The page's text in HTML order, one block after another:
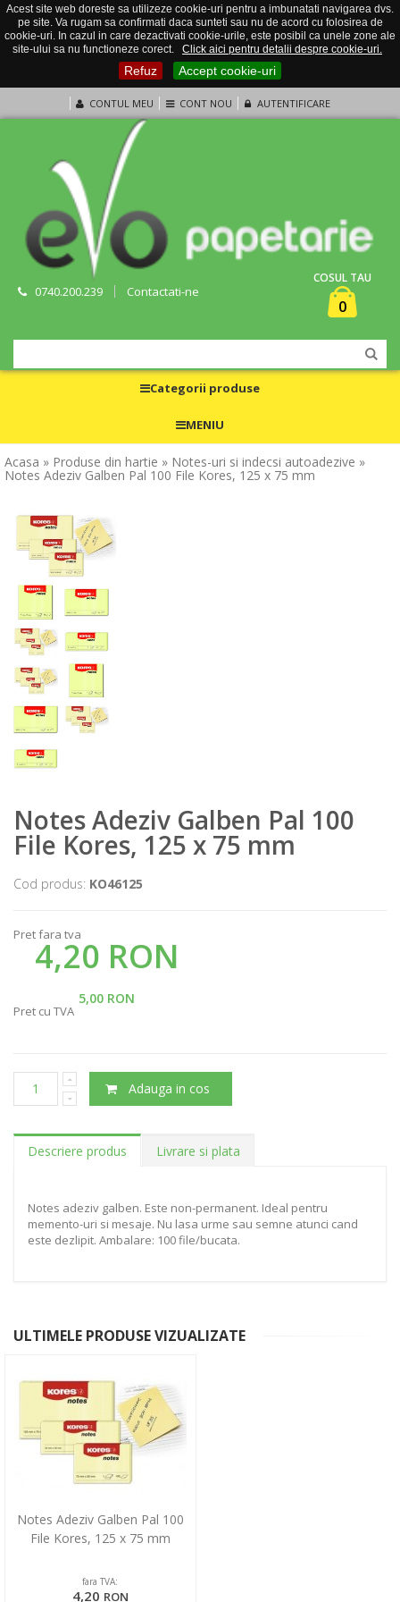
Acest site web doreste sa utilizeze cookie-uri pentru a imbunatati navigarea dvs.
pe site. Va rugam sa confirmati daca sunteti sau nu de acord cu folosirea de
cookie-uri. In cazul in care dezactivati cookie-urile, este posibil ca unele zone ale
site-ului sa nu functioneze corect.
Click aici pentru detalii despre cookie-uri.
Refuz Accept cookie-uri
CONTUL MEU CONT NOU AUTENTIFICARE
0740.200.239 Contactati-ne
COSUL TAU
0
Categorii produse
MENIU
Acasa » Produse din hartie » Notes-uri si indecsi autoadezive »
Notes Adeziv Galben Pal 100 File Kores, 125 x 75 mm
Notes Adeziv Galben Pal 100
File Kores, 125 x 75 mm
Cod produs: KO46125
Pret fara tva
4,20 RON
5,00 RON
Pret cu TVA
Adauga in cos
Descriere produs Livrare si plata
Notes adeziv galben. Este non-permanent. Ideal pentru
memento-uri si mesaje. Nu lasa urme sau semne atunci cand
este dezlipit. Ambalare: 100 file/bucata.
ULTIMELE PRODUSE VIZUALIZATE
Notes Adeziv Galben Pal 100
File Kores, 125 x 75 mm
fara TVA:
4,20 RON